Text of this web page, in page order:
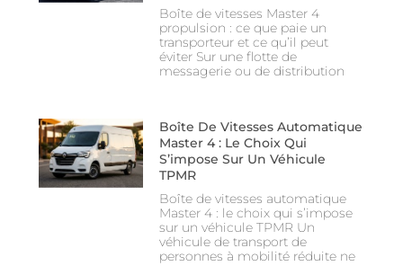
Boîte de vitesses Master 4
propulsion : ce que paie un
transporteur et ce qu’il peut
éviter Sur une flotte de
messagerie ou de distribution
Boîte De Vitesses Automatique
Master 4 : Le Choix Qui
S’impose Sur Un Véhicule
TPMR
Boîte de vitesses automatique
Master 4 : le choix qui s’impose
sur un véhicule TPMR Un
véhicule de transport de
personnes à mobilité réduite ne